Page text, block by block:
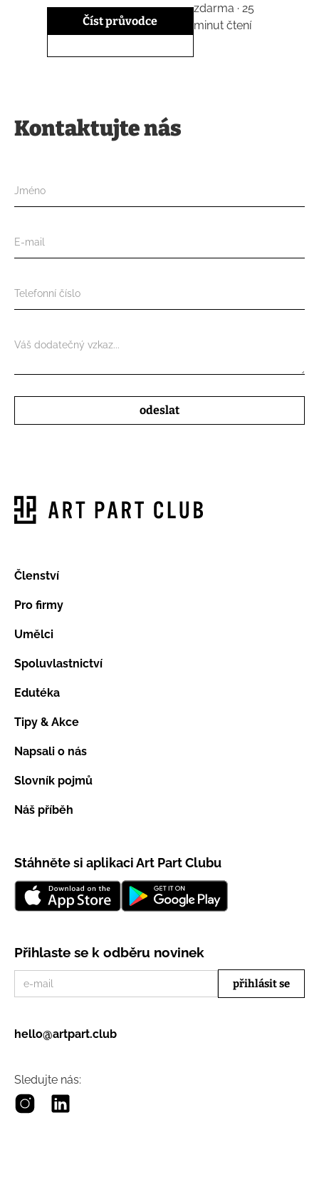
Číst průvodce
zdarma · 25
minut čtení
Kontaktujte nás
Členství
Pro firmy
Umělci
Spoluvlastnictví
Edutéka
Tipy & Akce
Napsali o nás
Slovník pojmů
Náš příběh
Stáhněte si aplikaci Art Part Clubu
Přihlaste se k odběru novinek
hello@artpart.club
Sledujte nás: